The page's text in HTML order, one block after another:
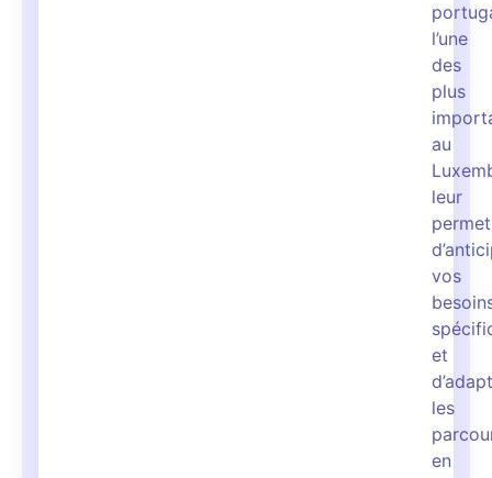
l’une
des
plus
au
leur
permet
vos
et
les
en